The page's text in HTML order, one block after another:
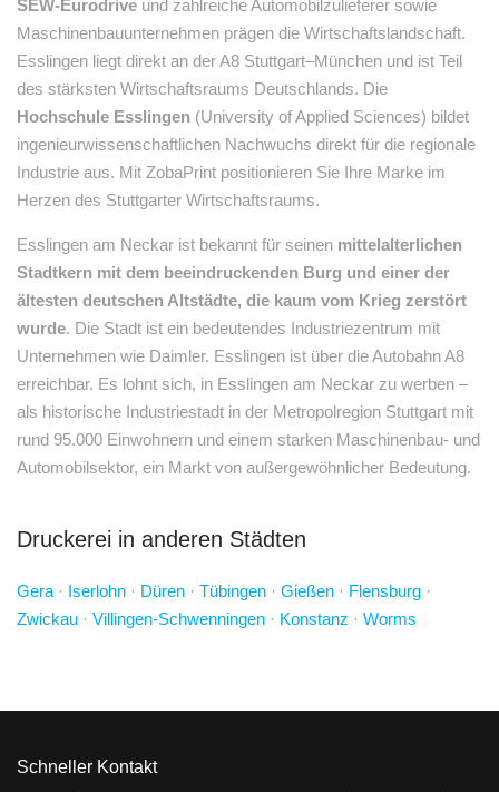
SEW-Eurodrive und zahlreiche Automobilzulieferer sowie
Maschinenbauunternehmen prägen die Wirtschaftslandschaft.
Esslingen liegt direkt an der A8 Stuttgart–München und ist Teil
des stärksten Wirtschaftsraums Deutschlands. Die
Hochschule Esslingen (University of Applied Sciences) bildet
ingenieurwissenschaftlichen Nachwuchs direkt für die regionale
Industrie aus. Mit ZobaPrint positionieren Sie Ihre Marke im
Herzen des Stuttgarter Wirtschaftsraums.
Esslingen am Neckar ist bekannt für seinen mittelalterlichen
Stadtkern mit dem beeindruckenden Burg und einer der
ältesten deutschen Altstädte, die kaum vom Krieg zerstört
wurde. Die Stadt ist ein bedeutendes Industriezentrum mit
Unternehmen wie Daimler. Esslingen ist über die Autobahn A8
erreichbar. Es lohnt sich, in Esslingen am Neckar zu werben –
als historische Industriestadt in der Metropolregion Stuttgart mit
rund 95.000 Einwohnern und einem starken Maschinenbau- und
Automobilsektor, ein Markt von außergewöhnlicher Bedeutung.
Druckerei in anderen Städten
Gera · Iserlohn · Düren · Tübingen · Gießen · Flensburg ·
Zwickau · Villingen-Schwenningen · Konstanz · Worms
Schneller Kontakt